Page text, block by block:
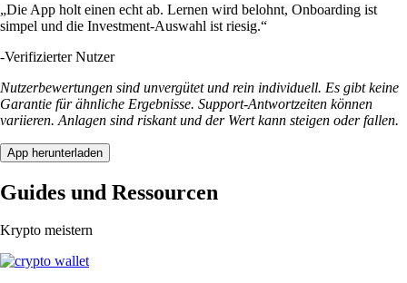
„Die App holt einen echt ab. Lernen wird belohnt, Onboarding ist
simpel und die Investment-Auswahl ist riesig.“
-Verifizierter Nutzer
Nutzerbewertungen sind unvergütet und rein individuell. Es gibt keine
Garantie für ähnliche Ergebnisse. Support-Antwortzeiten können
variieren. Anlagen sind riskant und der Wert kann steigen oder fallen.
App herunterladen
Guides und Ressourcen
Krypto meistern